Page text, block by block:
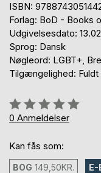
ISBN:
Forlag: BoD - Books
Udgivelsesdato:
Sprog: Dansk
Nøgleord: LGBT+,
Tilgængelighed:
Anmeldelse::
0%
0 Anmeldelser
Kan fås som:
BOG 149,50KR. E-